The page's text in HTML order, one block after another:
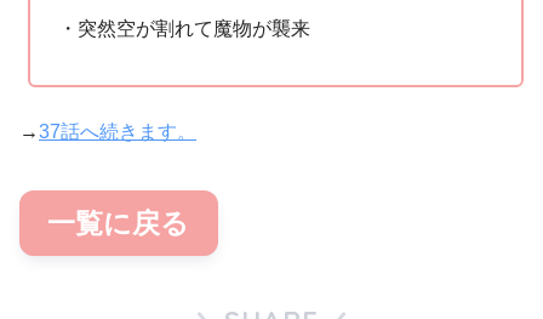
・突然空が割れて魔物が襲来
→37話へ続きます。
一覧に戻る